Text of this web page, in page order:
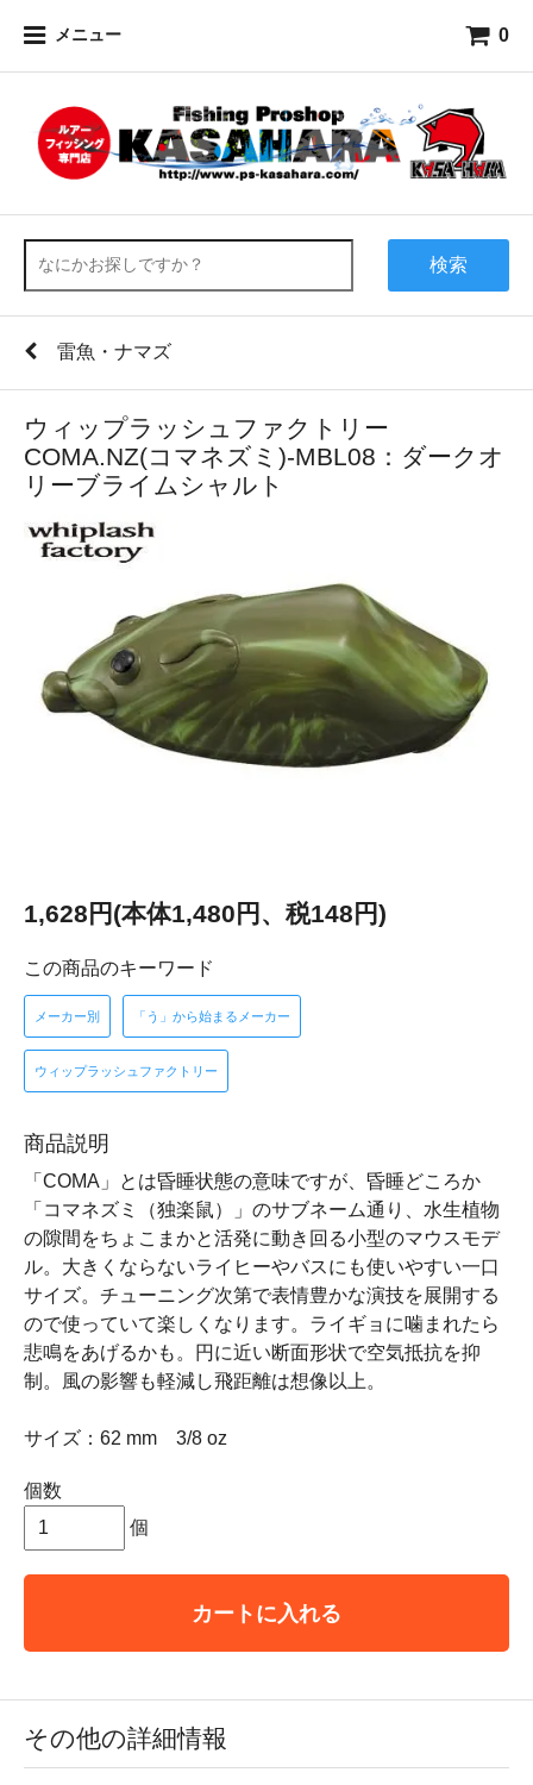
メニュー 0
検索
雷魚・ナマズ
ウィップラッシュファクトリー
COMA.NZ(コマネズミ)-MBL08：ダークオ
リーブライムシャルト
1,628円(本体1,480円、税148円)
この商品のキーワード
メーカー別 「う」から始まるメーカー
ウィップラッシュファクトリー
商品説明
「COMA」とは昏睡状態の意味ですが、昏睡どころか
「コマネズミ（独楽鼠）」のサブネーム通り、水生植物
の隙間をちょこまかと活発に動き回る小型のマウスモデ
ル。大きくならないライヒーやバスにも使いやすい一口
サイズ。チューニング次第で表情豊かな演技を展開する
ので使っていて楽しくなります。ライギョに噛まれたら
悲鳴をあげるかも。円に近い断面形状で空気抵抗を抑
制。風の影響も軽減し飛距離は想像以上。
サイズ：62 mm 3/8 oz
個数
個
カートに入れる
その他の詳細情報